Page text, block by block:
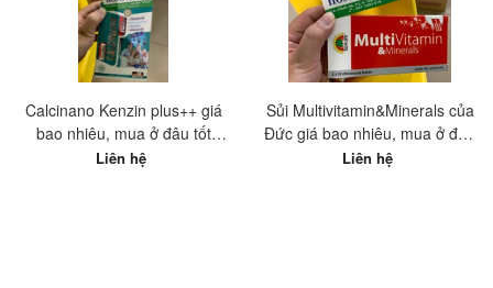
Calcinano Kenzin plus++ giá
bao nhiêu, mua ở đâu tốt
nhất?
Liên hệ
Sủi Multivitamin&Minerals của
Đức giá bao nhiêu, mua ở đâu
tốt nhất?
Liên hệ